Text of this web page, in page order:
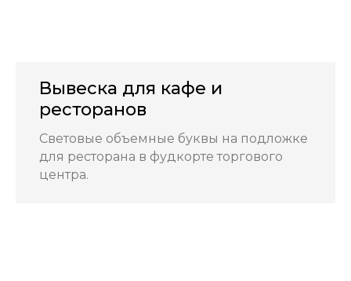
Вывеска для кафе и
ресторанов
Световые объемные буквы на подложке
для ресторана в фудкорте торгового
центра.